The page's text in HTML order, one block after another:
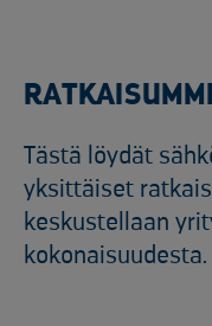
Tästä löydät
yksittäiset
keskustellaan
kokonaisuudesta.